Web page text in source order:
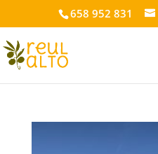
658 952 831